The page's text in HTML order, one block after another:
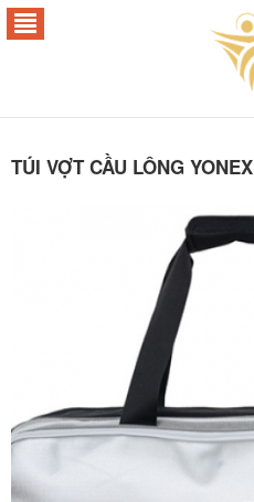
TÚI VỢT CẦU LÔNG YONEX